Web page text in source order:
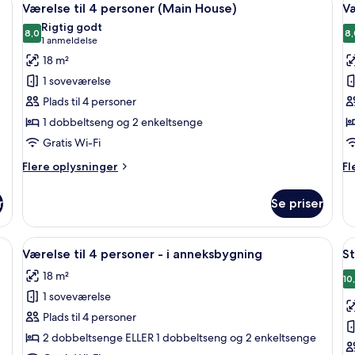
alle
billeder
af
Værelse
til
4
personer
(Main
House)
4
Værelse til 4 personer (Main House)
8,08,0 ud af 10
Rigtig godt
1 anmeldelse
(1
anmeldelse)
18 m²
1 soveværelse
Plads til 4 personer
1 dobbeltseng og 2 enkeltsenge
Gratis Wi-Fi
Flere oplysninger
Flere
til
4
personer
House)
Se priser
af
2
-
i
i
et skrivebord og en stol. Et vindue viser udsigt over grøn vegetation.
Indlæs
alle
billeder
af
Værelse
til
Et soveværelse med en træseng, et
8
Værelse til 4 personer - i anneksbygning
18 m²
1 soveværelse
Plads til 4 personer
2 dobbeltsenge ELLER 1 dobbeltseng og 2 enkeltsenge
af
-